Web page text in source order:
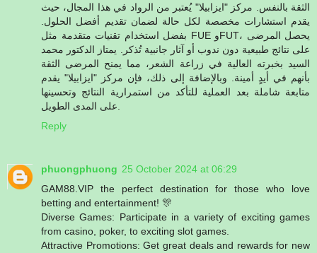
الثقة بالنفس. مركز "ايزابيلا" يُعتبر من الرواد في هذا المجال، حيث
يقدم استشارات مخصصة لكل حالة لضمان تقديم أفضل الحلول.
بفضل استخدام تقنيات متقدمة مثل FUE وFUT، يحصل المرضى
على نتائج طبيعية دون ندوب أو آثار جانبية تُذكر. يمتاز الدكتور محمد
السيد بخبرته العالية في زراعة الشعر، مما يمنح المرضى الثقة
بأنهم في أيدٍ أمينة. وبالإضافة إلى ذلك، فإن مركز "ايزابيلا" يقدم
متابعة شاملة بعد العملية للتأكد من استمرارية النتائج وتحسينها
Reply
phuongphuong 25 October 2024 at 06:29
GAM88.VIP the perfect destination for those who love
betting and entertainment! 🎊
Diverse Games: Participate in a variety of exciting games
from casino, poker, to exciting slot games.
Attractive Promotions: Get great deals and rewards for new